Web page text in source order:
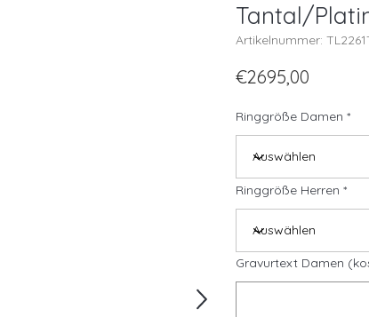
Tantal/
Artikelnummer:
€2695,00
Ringgröße Damen
Ringgröße Herren
Gravurtext Damen